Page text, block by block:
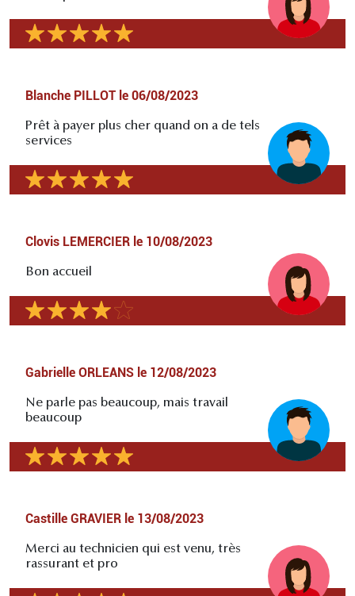
Blanche PILLOT le 06/08/2023
Prêt à payer plus cher quand on a de tels
services
Clovis LEMERCIER le 10/08/2023
Bon accueil
Gabrielle ORLEANS le 12/08/2023
Ne parle pas beaucoup, mais travail
beaucoup
Castille GRAVIER le 13/08/2023
Merci au technicien qui est venu, très
rassurant et pro